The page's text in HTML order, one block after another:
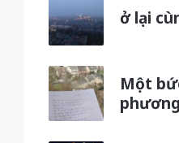
ở lại
Một
phương